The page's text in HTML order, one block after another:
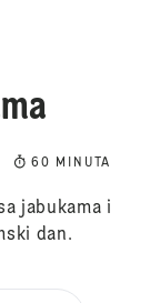
0.0. Click to rate.
60 MINUTA
jabukama i
dan.